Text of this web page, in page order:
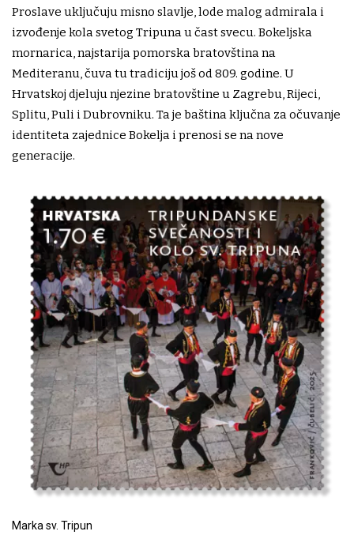
Proslave uključuju misno slavlje, lode malog admirala i
izvođenje kola svetog Tripuna u čast svecu. Bokeljska
mornarica, najstarija pomorska bratovština na
Mediteranu, čuva tu tradiciju još od 809. godine. U
Hrvatskoj djeluju njezine bratovštine u Zagrebu, Rijeci,
Splitu, Puli i Dubrovniku. Ta je baština ključna za očuvanje
identiteta zajednice Bokelja i prenosi se na nove
generacije.
Marka sv. Tripun